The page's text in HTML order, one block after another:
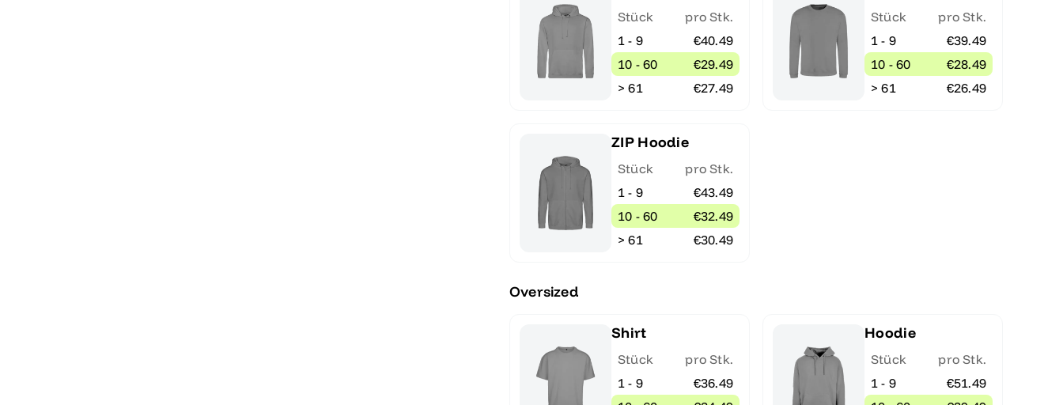
Stück
pro Stk.
1 - 9
€40.49
10 - 60
€29.49
> 61
€27.49
Stück
pro Stk.
1 - 9
€39.49
10 - 60
€28.49
> 61
€26.49
ZIP Hoodie
Stück
pro Stk.
1 - 9
€43.49
10 - 60
€32.49
> 61
€30.49
Oversized
Shirt
Stück
pro Stk.
1 - 9
€36.49
Hoodie
Stück
pro Stk.
1 - 9
€51.49